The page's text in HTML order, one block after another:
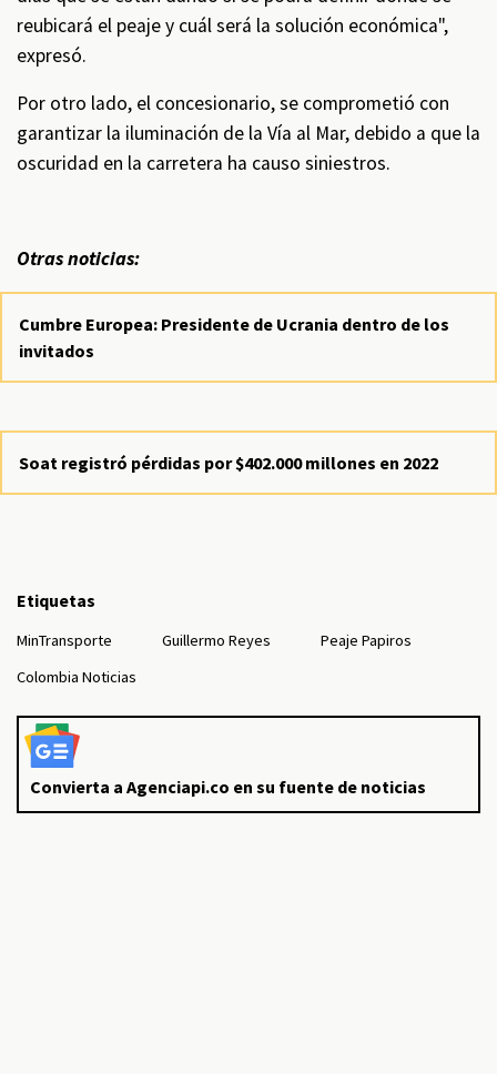
reubicará el peaje y cuál será la solución económica",
expresó.
Por otro lado, el concesionario, se comprometió con
garantizar la iluminación de la Vía al Mar, debido a que la
oscuridad en la carretera ha causo siniestros.
Otras noticias:
Cumbre Europea: Presidente de Ucrania dentro de los
invitados
Soat registró pérdidas por $402.000 millones en 2022
Etiquetas
MinTransporte Guillermo Reyes
Peaje Papiros
Colombia Noticias
Convierta a Agenciapi.co en su fuente de noticias